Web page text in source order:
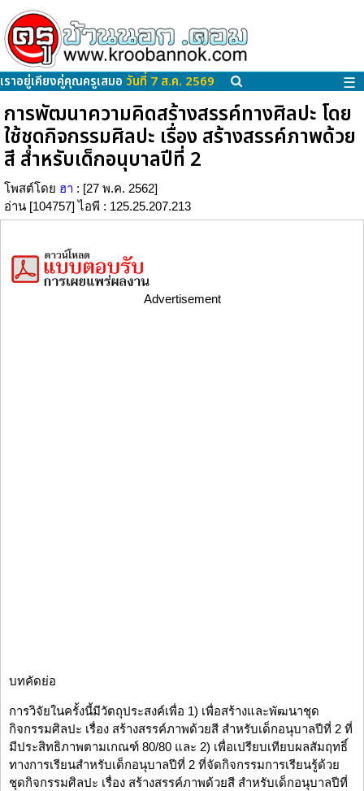
เราอยู่เคียงคู่คุณครูเสมอ วันที่ 7 ส.ค. 2569 ☰
การพัฒนาความคิดสร้างสรรค์ทางศิลปะ โดย
ใช้ชุดกิจกรรมศิลปะ เรื่อง สร้างสรรค์ภาพด้วย
สี สำหรับเด็กอนุบาลปีที่ 2
โพสต์โดย ฮา : [27 พ.ค. 2562]
อ่าน [104757] ไอพี : 125.25.207.213
Advertisement
บทคัดย่อ
การวิจัยในครั้งนี้มีวัตถุประสงค์เพื่อ 1) เพื่อสร้างและพัฒนาชุด
กิจกรรมศิลปะ เรื่อง สร้างสรรค์ภาพด้วยสี สำหรับเด็กอนุบาลปีที่ 2 ที่
มีประสิทธิภาพตามเกณฑ์ 80/80 และ 2) เพื่อเปรียบเทียบผลสัมฤทธิ์
ทางการเรียนสำหรับเด็กอนุบาลปีที่ 2 ที่จัดกิจกรรมการเรียนรู้ด้วย
ชุดกิจกรรมศิลปะ เรื่อง สร้างสรรค์ภาพด้วยสี สำหรับเด็กอนุบาลปีที่